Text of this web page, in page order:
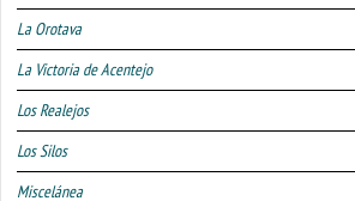
La Orotava
La Victoria de Acentejo
Los Realejos
Los Silos
Miscelánea